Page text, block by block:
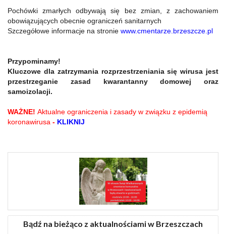
Pochówki zmarłych odbywają się bez zmian, z zachowaniem
obowiązujących obecnie ograniczeń sanitarnych
Szczegółowe informacje na stronie www.cmentarze.brzeszcze.pl
Przypominamy!
Kluczowe dla zatrzymania rozprzestrzeniania się wirusa jest
przestrzeganie zasad kwarantanny domowej oraz
samoizolacji.
WAŻNE! Aktualne ograniczenia i zasady w związku z epidemią
koronawirusa - KLIKNIJ
Bądź na bieżąco z aktualnościami w Brzeszczach